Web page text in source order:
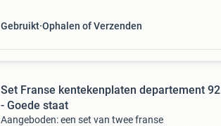
Gebruikt Ophalen of Verzenden
Set Franse kentekenplaten departement 92
- Goede staat
Aangeboden: een set van twee franse